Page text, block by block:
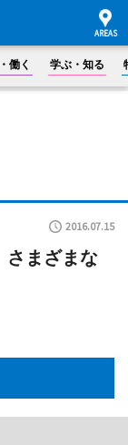
働く 学ぶ・知る
2016.07.15
まざまな